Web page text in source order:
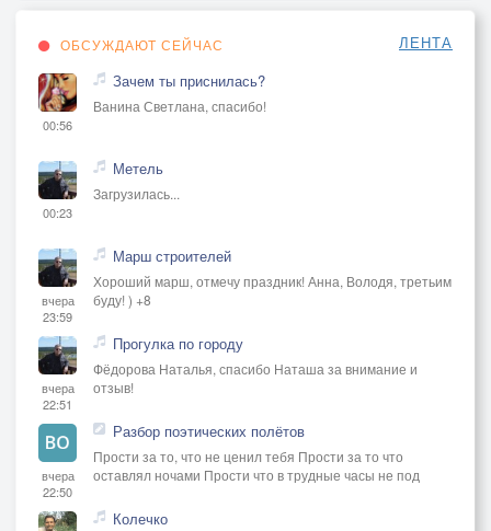
ОБСУЖДАЮТ СЕЙЧАС ЛЕНТА
00:56
Зачем ты приснилась?
Ванина Светлана, спасибо!
00:23
Метель
Загрузилась...
вчера
23:59
Марш строителей
Хороший марш, отмечу праздник! Анна, Володя, третьим
буду! ) +8
вчера
22:51
Прогулка по городу
Фёдорова Наталья, спасибо Наташа за внимание и
отзыв!
вчера
22:50
Разбор поэтических полётов
Прости за то, что не ценил тебя Прости за то что
оставлял ночами Прости что в трудные часы не под
Колечко